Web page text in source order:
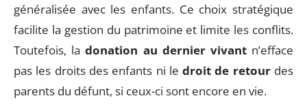
généralisée avec les enfants. Ce choix stratégique
facilite la gestion du patrimoine et limite les conflits.
Toutefois, ladonation au dernier vivantn’efface
pas les droits des enfants ni ledroit de retourdes
parents du défunt, si ceux-ci sont encore en vie.